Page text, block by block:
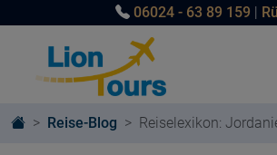
06024 - 63 89 159 |
Reise-Blog Reiselexikon: